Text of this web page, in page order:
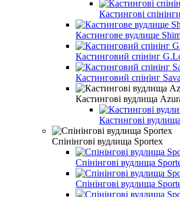
Кастингові
Кастингове вудлище
Кастинговий спінінг
Кастинговий спінінг
Кастингові вудлища
Кастингові
Спінінгові вудлища Sportex
Спінінгові вудлища
Спінінгові вудлища